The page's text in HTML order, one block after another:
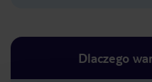
Dlaczego